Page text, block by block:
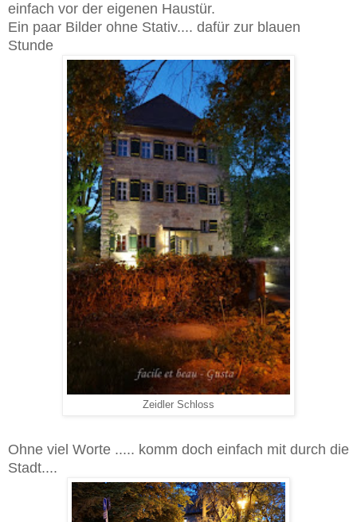
einfach vor der eigenen Haustür.
Ein paar Bilder ohne Stativ.... dafür zur blauen
Stunde
Zeidler Schloss
Ohne viel Worte ..... komm doch einfach mit durch die
Stadt....